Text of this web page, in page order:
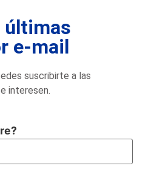
últimas
e-mail
suscribirte a las
interesen.